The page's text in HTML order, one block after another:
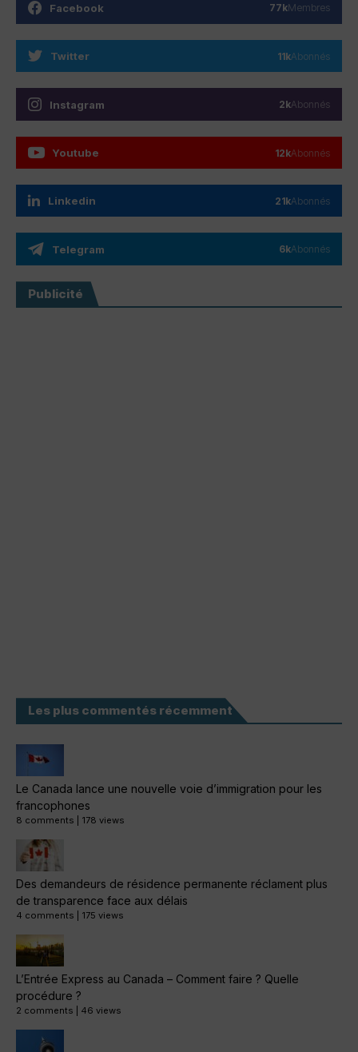
Facebook 77kMembres
Twitter 11kAbonnés
Instagram 2kAbonnés
Youtube 12kAbonnés
Linkedin 21kAbonnés
Telegram 6kAbonnés
Publicité
Les plus commentés récemment
Le Canada lance une nouvelle voie d’immigration pour les
francophones
8 comments 178 views
Des demandeurs de résidence permanente réclament plus
de transparence face aux délais
4 comments 175 views
L’Entrée Express au Canada – Comment faire ? Quelle
procédure ?
2 comments 46 views